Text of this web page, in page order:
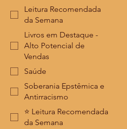
Leitura Recomendada
da Semana
Livros em Destaque -
Alto Potencial de
Vendas
Saúde
Soberania Epstêmica e
Antirracismo
⭐ Leitura Recomendada
da Semana